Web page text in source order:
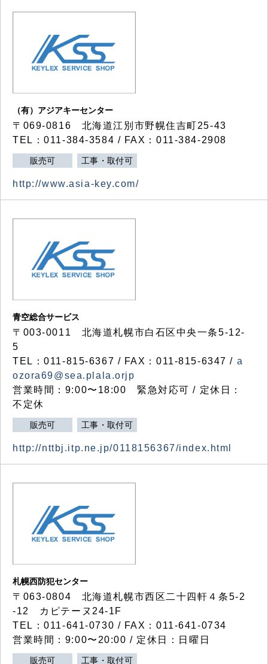
（有）アジアキーセンター
〒069-0816 北海道江別市野幌住吉町25-43
TEL：011-384-3584 / FAX：011-384-2908
販売可 工事・取付可
http://www.asia-key.com/
青空総合サービス
〒003-0011 北海道札幌市白石区中央一条5-12-
5
TEL：011-815-6367 / FAX：011-815-6347 / a
ozora69@sea.plala.orjp
営業時間：9:00〜18:00 緊急対応可 / 定休日：
不定休
販売可 工事・取付可
http://nttbj.itp.ne.jp/0118156367/index.html
札幌西防犯センター
〒063-0804 北海道札幌市西区二十四軒４条5-2
-12 カピテーヌ24-1F
TEL：011-641-0730 / FAX：011-641-0734
営業時間：9:00〜20:00 / 定休日：日曜日
販売可 工事・取付可